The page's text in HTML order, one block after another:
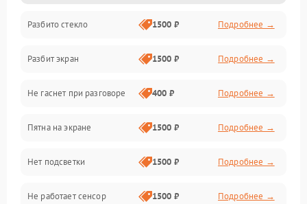
Камеры
Проблемы с дисплеем и сенсором
Зарядка
Проблемы с питанием, зарядкой и аккумулятором
Проблемы с работой системы, корпусом и другие
Разбито стекло 1500 ₽ Подробнее →
Разбит экран 1500 ₽ Подробнее →
Не гаснет при разговоре 400 ₽ Подробнее →
Пятна на экране 1500 ₽ Подробнее →
Нет подсветки 1500 ₽ Подробнее →
Не работает сенсор 1500 ₽ Подробнее →